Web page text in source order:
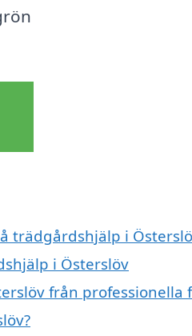
trädgårdshjälp i
i Österslöv
från professionella